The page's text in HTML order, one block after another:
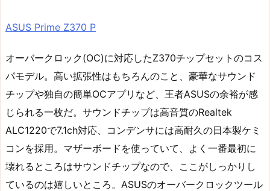
ASUS Prime Z370 P
オーバークロック(OC)に対応したZ370チップセットのコス
パモデル。高い拡張性はもちろんのこと、豪華なサウンド
チップや独自の簡単OCアプリなど、王者ASUSの余裕が感
じられる一枚だ。サウンドチップは高音質のRealtek
ALC1220で7.1ch対応、コンデンサには高耐久の日本製ケミ
コンを採用。マザーボードを使っていて、よく一番最初に
壊れるところはサウンドチップなので、ここがしっかりし
ているのは嬉しいところ。ASUSのオーバークロックツール